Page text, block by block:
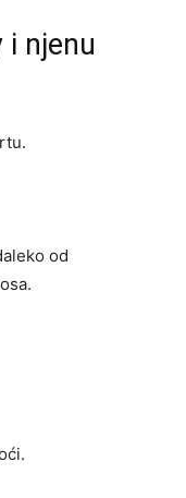
i njenu
od